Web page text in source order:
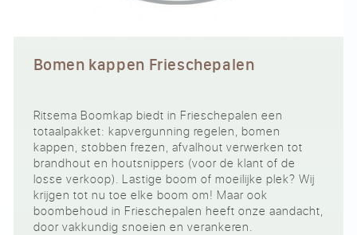
Bomen kappen Frieschepalen
Ritsema Boomkap biedt in Frieschepalen een
totaalpakket: kapvergunning regelen, bomen
kappen, stobben frezen, afvalhout verwerken tot
brandhout en houtsnippers (voor de klant of de
losse verkoop). Lastige boom of moeilijke plek? Wij
krijgen tot nu toe elke boom om! Maar ook
boombehoud in Frieschepalen heeft onze aandacht,
door vakkundig snoeien en verankeren.